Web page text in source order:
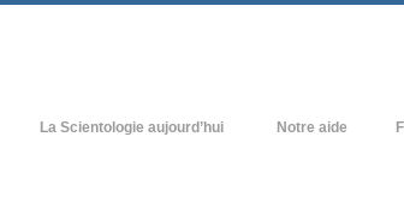
La Scientologie aujourd’hui Notre aide